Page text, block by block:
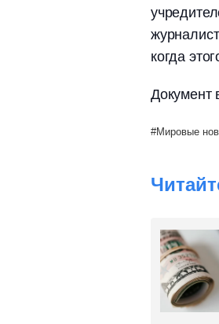
когда
Документ
Мировые